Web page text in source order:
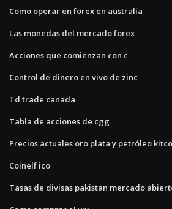
Como operar en forex en australia
Las monedas del mercado forex
Acciones que comienzan con c
Control de dinero en vivo de zinc
Td trade canada
Tabla de acciones de cgg
Precios actuales oro plata y petróleo kitco
Coinelf ico
Tasas de divisas pakistan mercado